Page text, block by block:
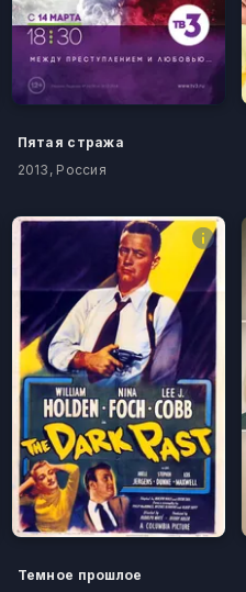
Пятая стража
2013, Россия
Темное прошлое